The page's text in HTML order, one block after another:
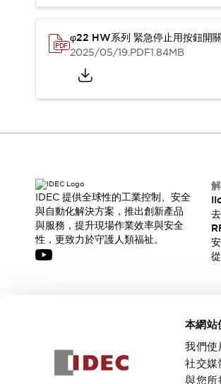
本網站
我們使
社交媒
與您所
RoHS指令對應
φ22 HW系列 緊急停止用按鈕開
2025/05/19.PDF1.84MB
IDEC 提供全球性的工業控制、安全
與自動化解決方案，推出創新產品
與服務，提升現場作業效率與安全
性，更致力於守護人類福祉。